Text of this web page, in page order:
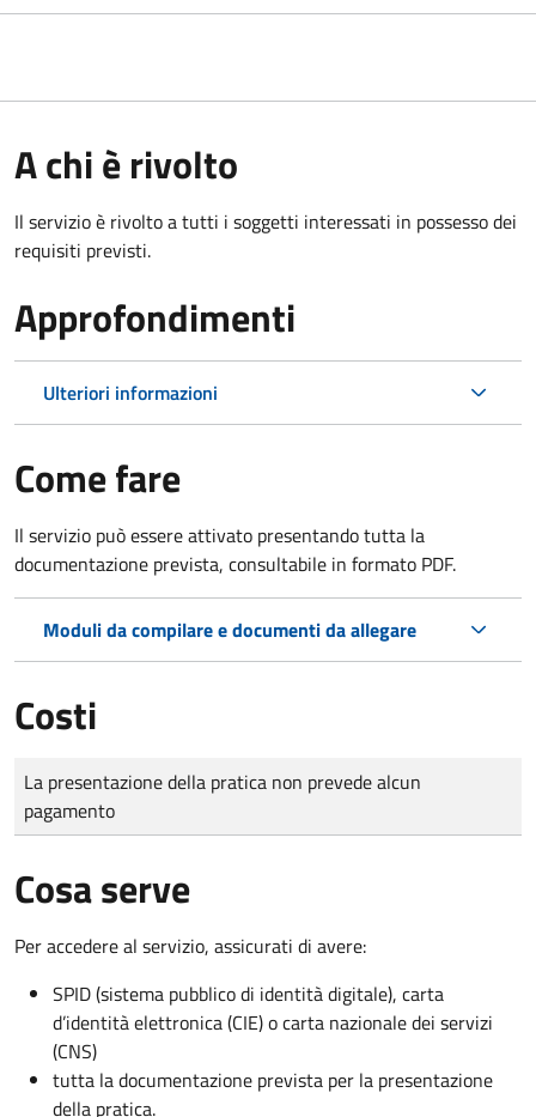
A chi è rivolto
Il servizio è rivolto a tutti i soggetti interessati in possesso dei
requisiti previsti.
Approfondimenti
Ulteriori informazioni
Come fare
Il servizio può essere attivato presentando tutta la
documentazione prevista, consultabile in formato PDF.
Moduli da compilare e documenti da allegare
Costi
Tipo di pagamento
Importo
La presentazione della pratica non prevede alcun
pagamento
Cosa serve
Per accedere al servizio, assicurati di avere:
SPID (sistema pubblico di identità digitale), carta
d’identità elettronica (CIE) o carta nazionale dei servizi
(CNS)
tutta la documentazione prevista per la presentazione
della pratica.